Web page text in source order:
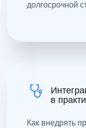
в
Как внедрять
долгосрочной